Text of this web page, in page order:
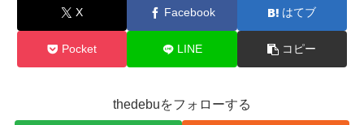
X Facebook はてブ
Pocket LINE コピー
thedebuをフォローする